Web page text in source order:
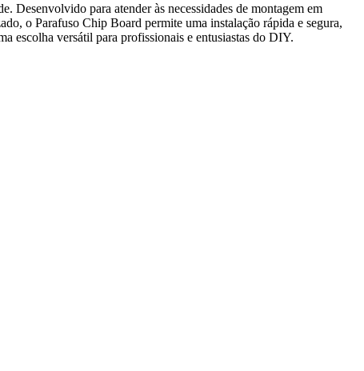
Desenvolvido para atender às necessidades de montagem em
o Parafuso Chip Board permite uma instalação rápida e segura,
escolha versátil para profissionais e entusiastas do DIY.